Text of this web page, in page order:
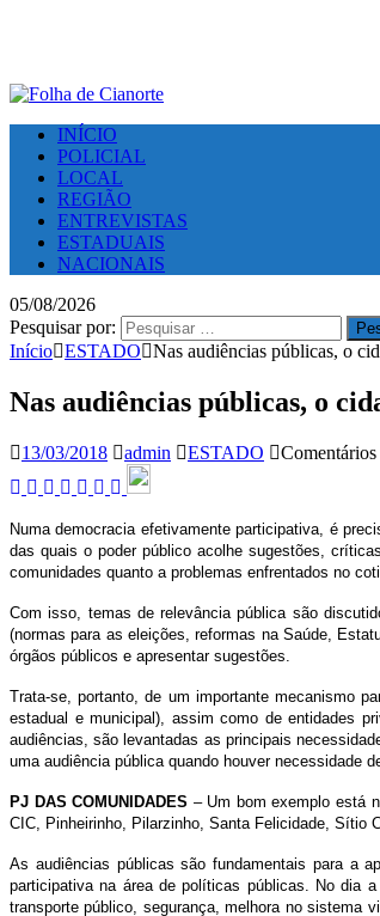
INÍCIO
POLICIAL
LOCAL
REGIÃO
ENTREVISTAS
ESTADUAIS
NACIONAIS
05/08/2026
Pesquisar por:
Início ESTADO Nas audiências públicas, o
Nas audiências públicas, o
13/03/2018 admin ESTADO
Numa democracia efetivamente participativa, é
das quais o poder público acolhe sugestões,
comunidades quanto a problemas enfrentados no
Com isso, temas de relevância pública são
(normas para as eleições, reformas na Saúde,
órgãos públicos e apresentar sugestões.
Trata-se, portanto, de um importante mecanismo
estadual e municipal), assim como de entidades
audiências, são levantadas as principais
uma audiência pública quando houver necessidade
PJ DAS COMUNIDADES – Um bom exemplo está
CIC, Pinheirinho, Pilarzinho, Santa Felicidade, Sítio
As audiências públicas são fundamentais para a
participativa na área de políticas públicas. No dia
transporte público, segurança, melhora no sistema